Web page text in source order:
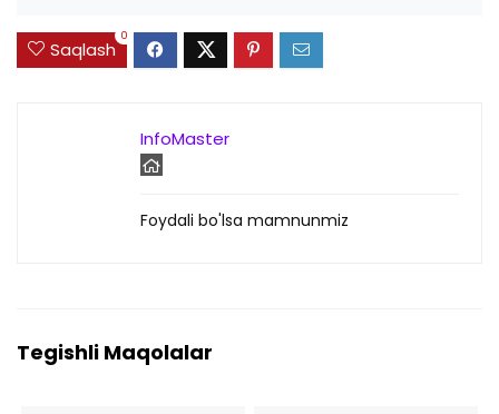
Saqlash
0
InfoMaster
Foydali bo'lsa mamnunmiz
Tegishli Maqolalar